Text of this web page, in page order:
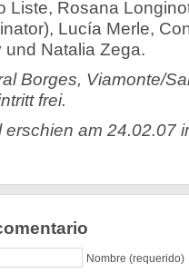
Liste, Rosana
Lucía Merle,
und Natalia Zega.
Borges, Viamonte/
frei.
erschien am 24.02.07
Nombre (requerido)